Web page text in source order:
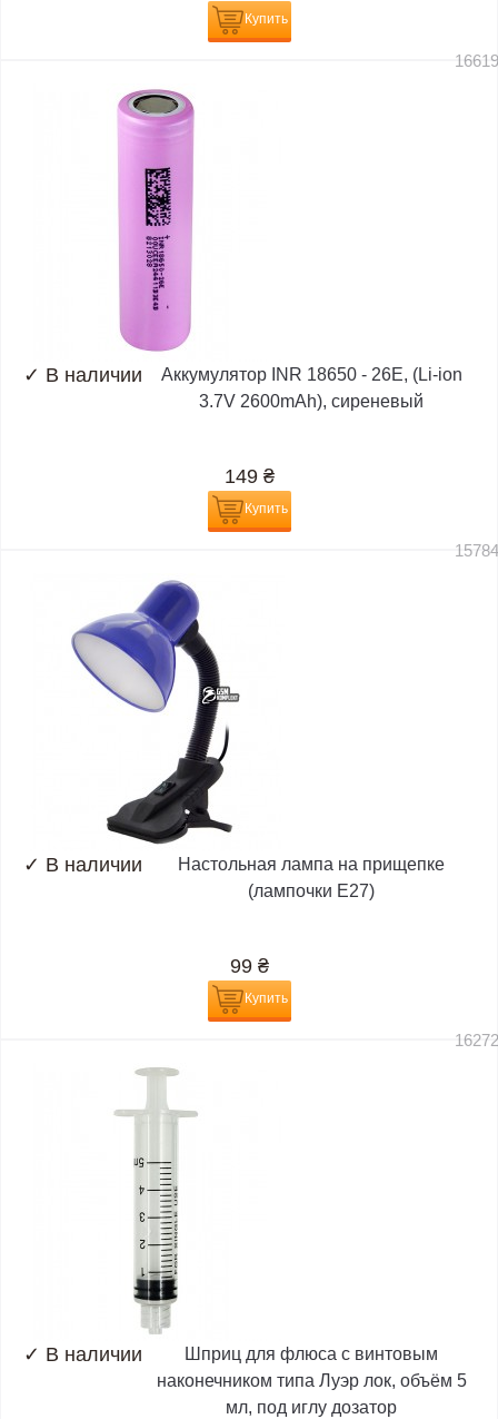
Купить
✓ В наличии
Аккумулятор INR 18650 - 26E, (Li-ion
3.7V 2600mAh), сиреневый
149 ₴
Купить
✓ В наличии
Настольная лампа на прищепке
(лампочки E27)
99 ₴
Купить
✓ В наличии
Шприц для флюса с винтовым
наконечником типа Луэр лок, объём 5
мл, под иглу дозатор